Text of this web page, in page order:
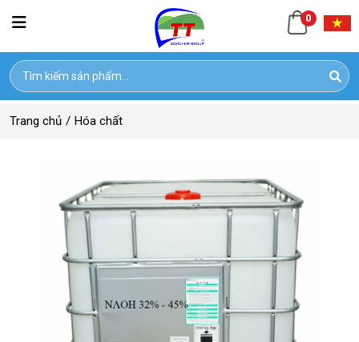
0
Trang chủ / Hóa chất